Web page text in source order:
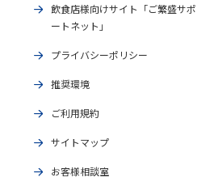
飲食店様向けサイト「ご繁盛サポ
ートネット」
プライバシーポリシー
推奨環境
ご利用規約
サイトマップ
お客様相談室